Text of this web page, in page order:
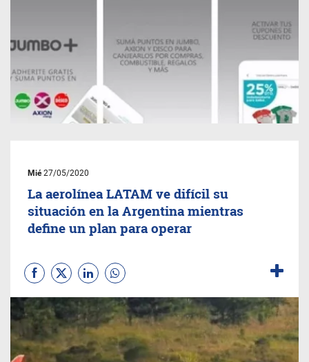
Mié27/05/2020
La aerolínea LATAM ve difícil su
situación en la Argentina mientras
define un plan para operar